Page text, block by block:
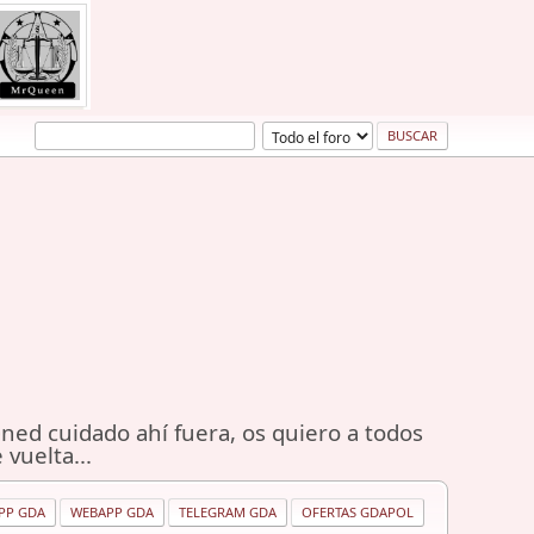
cuidado ahí fuera, os quiero a todos
vuelta...
GDA WEBAPP GDA TELEGRAM GDA OFERTAS GDAPOL